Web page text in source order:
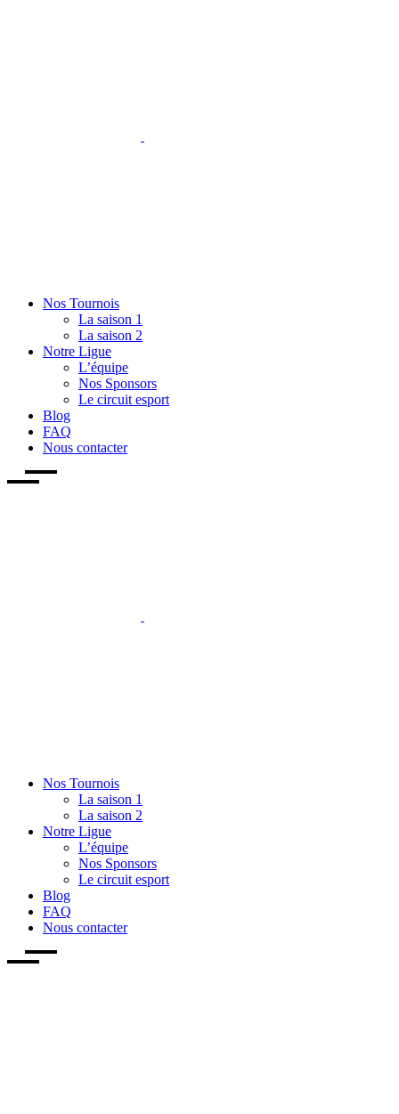
Nos Tournois
La saison 1
La saison 2
Notre Ligue
L’équipe
Nos Sponsors
Le circuit esport
Blog
FAQ
Nous contacter
Nos Tournois
La saison 1
La saison 2
Notre Ligue
L’équipe
Nos Sponsors
Le circuit esport
Blog
FAQ
Nous contacter